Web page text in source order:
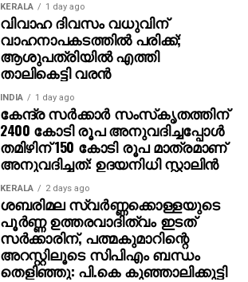
KERALA 1 day ago
വിവാഹ ദിവസം വധുവിന്
വാഹനാപകടത്തില്‍ പരിക്ക്;
ആശുപത്രിയില്‍ എത്തി
താലികെട്ടി വരന്‍
INDIA 1 day ago
കേന്ദ്ര സര്‍ക്കാര്‍ സംസ്‌കൃതത്തിന്
2400 കോടി രൂപ അനുവദിച്ചപ്പോള്‍
തമിഴിന് 150 കോടി രൂപ മാത്രമാണ്
അനുവദിച്ചത്: ഉദയനിധി സ്റ്റാലിന്‍
KERALA 2 days ago
ശബരിമല സ്വര്‍ണ്ണക്കൊള്ളയുടെ
പൂര്‍ണ്ണ ഉത്തരവാദിത്വം ഇടത്
സര്‍ക്കാരിന്, പത്മകുമാറിന്റെ
അറസ്റ്റിലൂടെ സിപിഎം ബന്ധം
തെളിഞ്ഞു: പി.കെ കുഞ്ഞാലിക്കുട്ടി